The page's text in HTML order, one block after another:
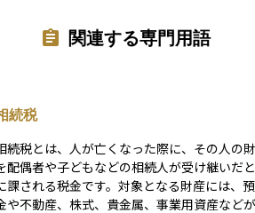
関連する専門用語
続税
続税とは、人が亡くなった際に、その人の
配偶者や子どもなどの相続人が受け継いだ
課される税金です。対象となる財産には、
や不動産、株式、貴金属、事業用資産など